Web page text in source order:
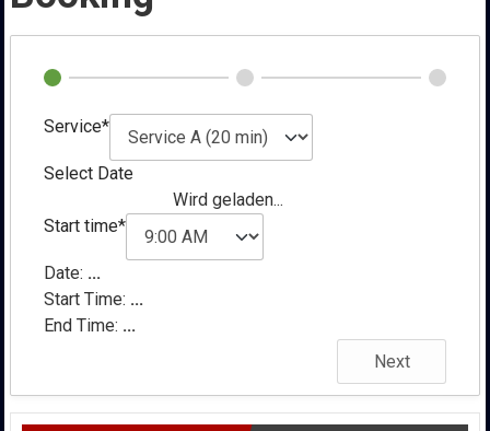
Service*
Select Date
Wird geladen...
Start time*
Date: ...
Start Time: ...
End Time: ...
Next